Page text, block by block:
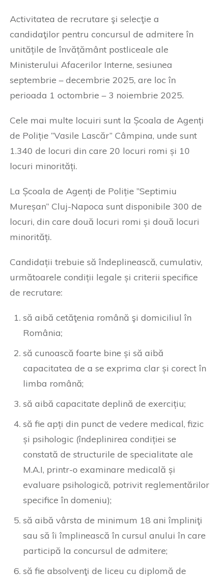
Activitatea de recrutare şi selecţie a
candidaţilor pentru concursul de admitere în
unitățile de învățământ postliceale ale
Ministerului Afacerilor Interne, sesiunea
septembrie – decembrie 2025, are loc în
perioada 1 octombrie – 3 noiembrie 2025.
Cele mai multe locuiri sunt la Școala de Agenți
de Poliție ”Vasile Lascăr” Câmpina, unde sunt
1.340 de locuri din care 20 locuri romi și 10
locuri minorități.
La Școala de Agenți de Poliție ”Septimiu
Mureșan” Cluj-Napoca sunt disponibile 300 de
locuri, din care două locuri romi și două locuri
minorități.
Candidații trebuie să îndeplinească, cumulativ,
următoarele condiții legale și criterii specifice
de recrutare:
să aibă cetăţenia română şi domiciliul în
România;
să cunoască foarte bine și să aibă
capacitatea de a se exprima clar și corect în
limba română;
să aibă capacitate deplină de exercițiu;
să fie apți din punct de vedere medical, fizic
și psihologic (îndeplinirea condiției se
constată de structurile de specialitate ale
M.A.I, printr-o examinare medicală și
evaluare psihologică, potrivit reglementărilor
specifice în domeniu);
să aibă vârsta de minimum 18 ani împliniţi
sau să îi împlinească în cursul anului în care
participă la concursul de admitere;
să fie absolvenţi de liceu cu diplomă de